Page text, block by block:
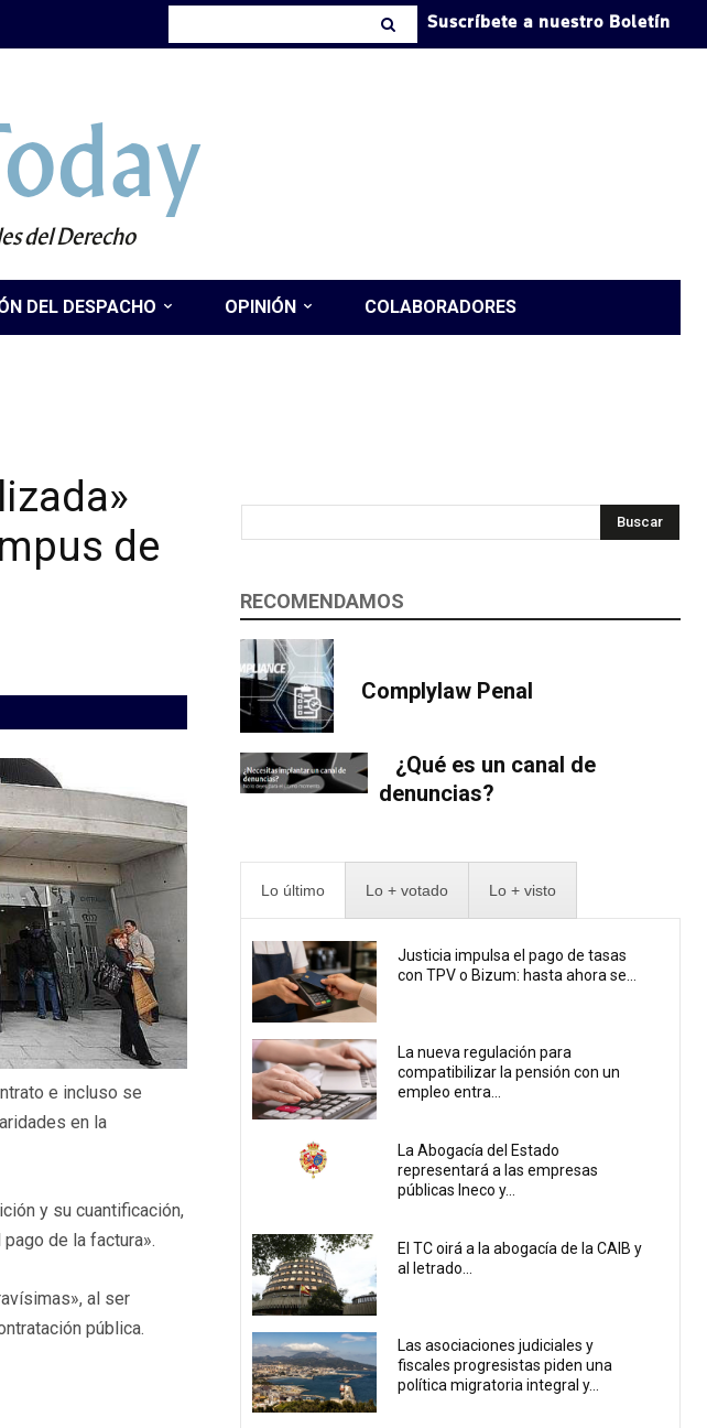
Suscríbete a nuestro Boletín
del Derecho
DEL DESPACHO OPINIÓN COLABORADORES
de
e incluso se
en la
y su cuantificación,
de la factura».
al ser
pública.
Buscar
RECOMENDAMOS
Complylaw Penal
¿Qué es un canal de
denuncias?
Lo último Lo + votado Lo + visto
Justicia impulsa el pago de tasas
con TPV o Bizum: hasta ahora se...
La nueva regulación para
compatibilizar la pensión con un
empleo entra...
La Abogacía del Estado
representará a las empresas
públicas Ineco y...
El TC oirá a la abogacía de la CAIB y
al letrado...
Las asociaciones judiciales y
fiscales progresistas piden una
política migratoria integral y...